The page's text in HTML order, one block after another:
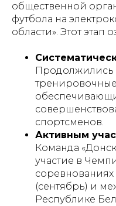
общественной
футбола на
области». Этот этап
Продолжились
тренировочные
спортсменов.
Активным
Команда
участие в
соревнованиях
(сентябрь) и
Республике